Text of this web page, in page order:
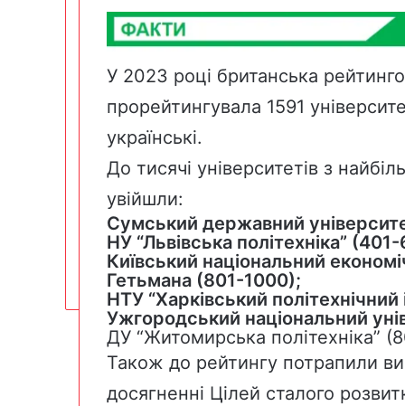
У 2023 році британська
прорейтингувала 1591
українські.
До тисячі університетів з
увійшли:
Сумський державний
НУ “Львівська політехніка”
Київський національний
Гетьмана (801-1000);
НТУ “Харківський
Ужгородський національний
ДУ “Житомирська політехніка”
Також до рейтингу потрапили
досягненні Цілей сталого